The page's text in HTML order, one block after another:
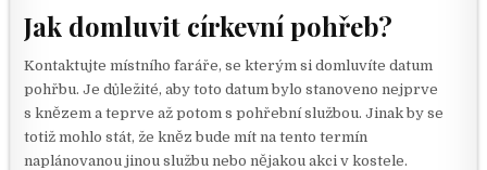
Jak domluvit církevní pohřeb?
Kontaktujte místního faráře, se kterým si domluvíte datum
pohřbu. Je důležité, aby toto datum bylo stanoveno nejprve
s knězem a teprve až potom s pohřební službou. Jinak by se
totiž mohlo stát, že kněz bude mít na tento termín
naplánovanou jinou službu nebo nějakou akci v kostele.